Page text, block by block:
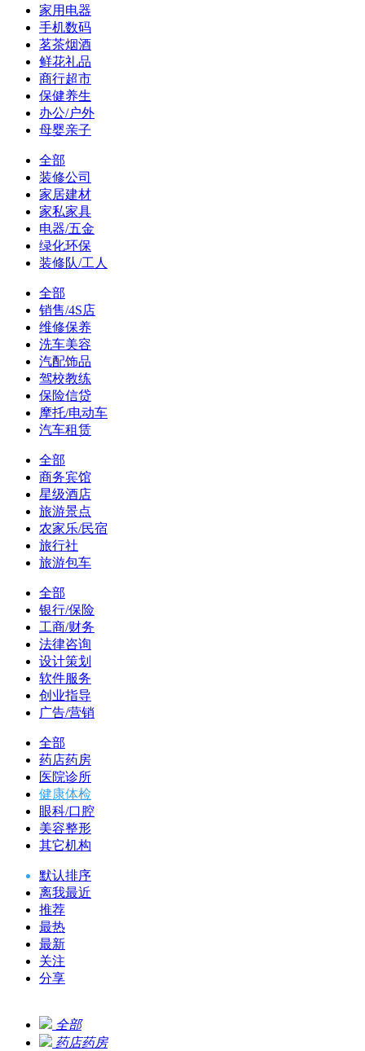
家用电器
手机数码
茗茶烟酒
鲜花礼品
商行超市
保健养生
办公/户外
母婴亲子
全部
装修公司
家居建材
家私家具
电器/五金
绿化环保
装修队/工人
全部
销售/4S店
维修保养
洗车美容
汽配饰品
驾校教练
保险信贷
摩托/电动车
汽车租赁
全部
商务宾馆
星级酒店
旅游景点
农家乐/民宿
旅行社
旅游包车
全部
银行/保险
工商/财务
法律咨询
设计策划
软件服务
创业指导
广告/营销
全部
药店药房
医院诊所
健康体检
眼科/口腔
美容整形
其它机构
默认排序
离我最近
推荐
最热
最新
关注
分享
全部
药店药房